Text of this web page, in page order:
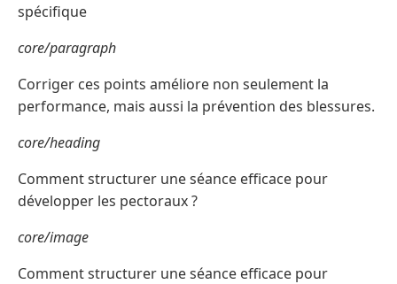
spécifique
core/paragraph
Corriger ces points améliore non seulement la
performance, mais aussi la prévention des blessures.
core/heading
Comment structurer une séance efficace pour
développer les pectoraux ?
core/image
Comment structurer une séance efficace pour